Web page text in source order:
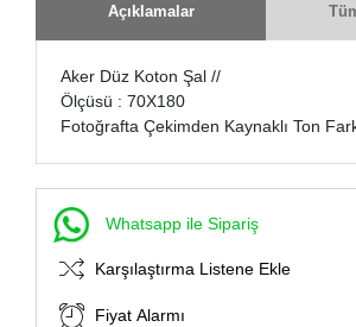
Açıklamalar
Aker Düz Koton Şal //
Ölçüsü : 70X180
Fotoğrafta Çekimden Kaynaklı Ton
Whatsapp ile Sipariş
Karşılaştırma Listene Ekle
Fiyat Alarmı